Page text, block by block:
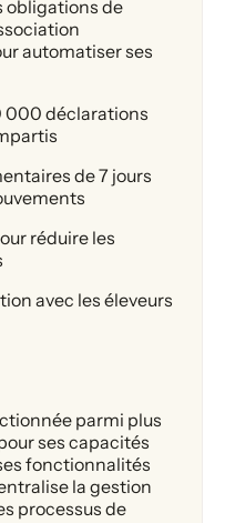
obligations de
automatiser ses
000 déclarations
de 7 jours
réduire les
avec les éleveurs
parmi plus
ses capacités
fonctionnalités
la gestion
processus de